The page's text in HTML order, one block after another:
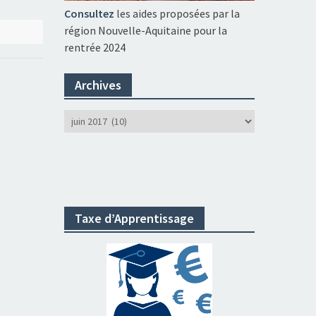
Consultez les aides proposées par la
région Nouvelle-Aquitaine pour la
rentrée 2024
Archives
Archives
Taxe d’Apprentissage